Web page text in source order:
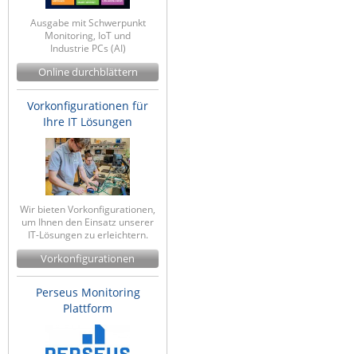
Ausgabe mit Schwerpunkt
Monitoring, IoT und
Industrie PCs (AI)
Online durchblättern
Vorkonfigurationen für
Ihre IT Lösungen
Wir bieten Vorkonfigurationen,
um Ihnen den Einsatz unserer
IT-Lösungen zu erleichtern.
Vorkonfigurationen
Perseus Monitoring
Plattform